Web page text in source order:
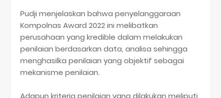
Pudji menjelaskan bahwa penyelanggaraan
Kompolnas Award 2022 ini melibatkan
perusahaan yang kredible dalam melakukan
penilaian berdasarkan data, analisa sehingga
menghasilka penilaian yang objektif sebagai
mekanisme penilaian.
Adapun kriteria penilaian yang dilakukan meliputi